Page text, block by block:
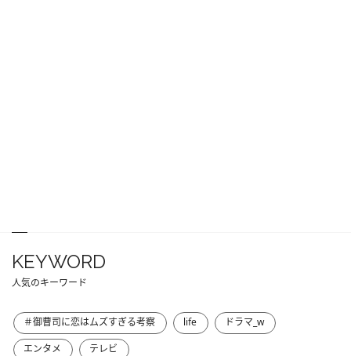
KEYWORD
人気のキーワード
＃御曹司に恋はムズすぎる考察 life
ドラマ_w
エンタメ
テレビ